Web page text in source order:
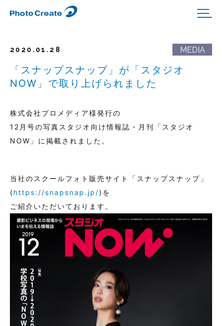
2020.01.28
「スナップスナップ」が「スタジオ
NOW」で取り上げられました
株式会社プロメディア様発行の
12月号の写真スタジオ向け情報誌・月刊「スタジオ
NOW」に掲載されました。
当社のスクールフォト販売サイト「スナップスナップ」
(https://snapsnap.jp/)を
ご紹介いただいております。